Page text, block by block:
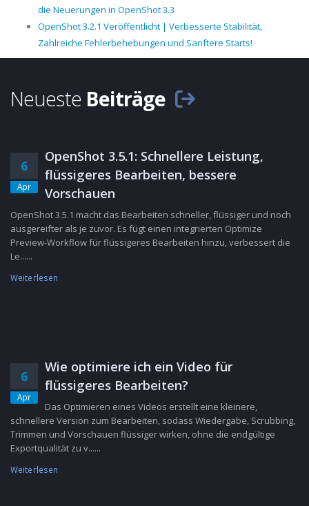
die Neuerungen in OpenShot 3.3
OpenShot 3.2.1 Veröffentlicht | Verbesserte Stabilität,
Zahlreiche Fehlerbehebungen und Sanftere Starts!
Neueste Beiträge
6
Apr
OpenShot 3.5.1: Schnellere Leistung,
flüssigeres Bearbeiten, bessere
Vorschauen
OpenShot 3.5.1 macht das Bearbeiten schneller, flüssiger und noch
ausgereifter als je zuvor. Es fügt einen integrierten Optimize
Preview-Workflow für flüssigeres Bearbeiten hinzu, verbessert die
Le......
Weiterlesen
6
Apr
Wie optimiere ich ein Video für
flüssigeres Bearbeiten?
Das Optimieren eines Videos erstellt eine kleinere,
schnellere Version zum Bearbeiten, sodass Wiedergabe, Scrubbing,
Trimmen und Vorschauen flüssiger wirken, ohne die endgültige
Exportqualität zu v......
Weiterlesen